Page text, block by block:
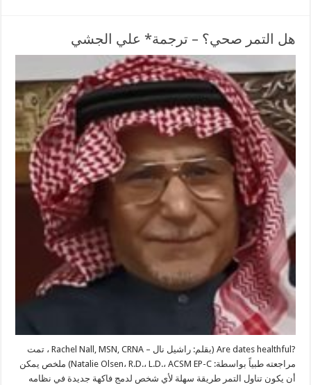
هل التمر صحي؟ – ترجمة* علي الجشي
?Are dates healthful (بقلم: راشيل نال – Rachel Nall, MSN, CRNA ، تمت
مراجعته طبياً بواسطة: Natalie Olsen، R.D.، L.D.، ACSM EP-C) ملخص يمكن
أن يكون تناول التمر طريقة سهلة لأي شخص لدمج فاكهة جديدة في نظامه